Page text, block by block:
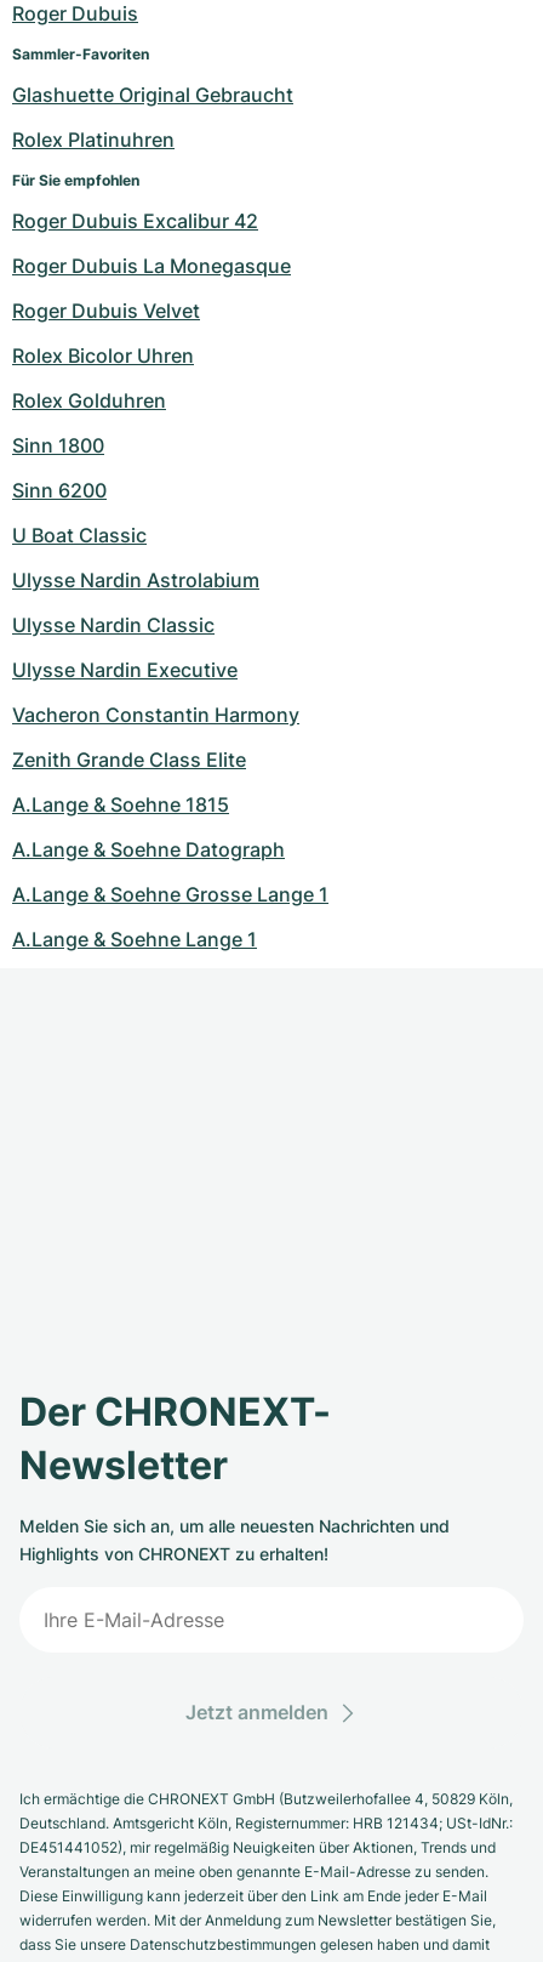
Roger Dubuis
Sammler-Favoriten
Glashuette Original Gebraucht
Rolex Platinuhren
Für Sie empfohlen
Roger Dubuis Excalibur 42
Roger Dubuis La Monegasque
Roger Dubuis Velvet
Rolex Bicolor Uhren
Rolex Golduhren
Sinn 1800
Sinn 6200
U Boat Classic
Ulysse Nardin Astrolabium
Ulysse Nardin Classic
Ulysse Nardin Executive
Vacheron Constantin Harmony
Zenith Grande Class Elite
A.Lange & Soehne 1815
A.Lange & Soehne Datograph
A.Lange & Soehne Grosse Lange 1
A.Lange & Soehne Lange 1
Der CHRONEXT-
Newsletter
Melden Sie sich an, um alle neuesten Nachrichten und
Highlights von CHRONEXT zu erhalten!
Jetzt anmelden
Ich ermächtige die CHRONEXT GmbH (Butzweilerhofallee 4, 50829 Köln,
Deutschland. Amtsgericht Köln, Registernummer: HRB 121434; USt-IdNr.:
DE451441052), mir regelmäßig Neuigkeiten über Aktionen, Trends und
Veranstaltungen an meine oben genannte E-Mail-Adresse zu senden.
Diese Einwilligung kann jederzeit über den Link am Ende jeder E-Mail
widerrufen werden. Mit der Anmeldung zum Newsletter bestätigen Sie,
dass Sie unsere Datenschutzbestimmungen gelesen haben und damit